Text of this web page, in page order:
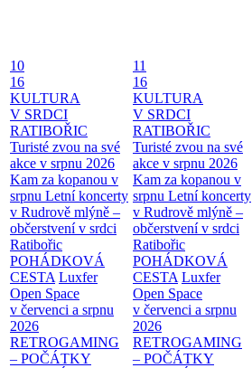
10
16
KULTURA
V SRDCI
RATIBOŘIC
Turisté zvou na své
akce v srpnu 2026
Kam za kopanou v
srpnu Letní koncerty
v Rudrově mlýně –
občerstvení v srdci
Ratibořic
POHÁDKOVÁ
CESTA Luxfer
Open Space
v červenci a srpnu
2026
RETROGAMING
– POČÁTKY
11
16
KULTURA
V SRDCI
RATIBOŘIC
Turisté zvou na své
akce v srpnu 2026
Kam za kopanou v
srpnu Letní koncerty
v Rudrově mlýně –
občerstvení v srdci
Ratibořic
POHÁDKOVÁ
CESTA Luxfer
Open Space
v červenci a srpnu
2026
RETROGAMING
– POČÁTKY